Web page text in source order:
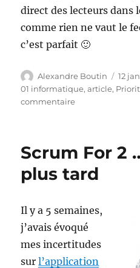
direct des lecteurs dans
comme rien ne vaut le
c’est parfait 🙂
Auteur
Alexandre Boutin
le
12
01 informatique,article,
commentairesur
Scrum For 2
plus tard
Il y a 5 semaines,
j’avais évoqué
mes incertitudes
surl’application